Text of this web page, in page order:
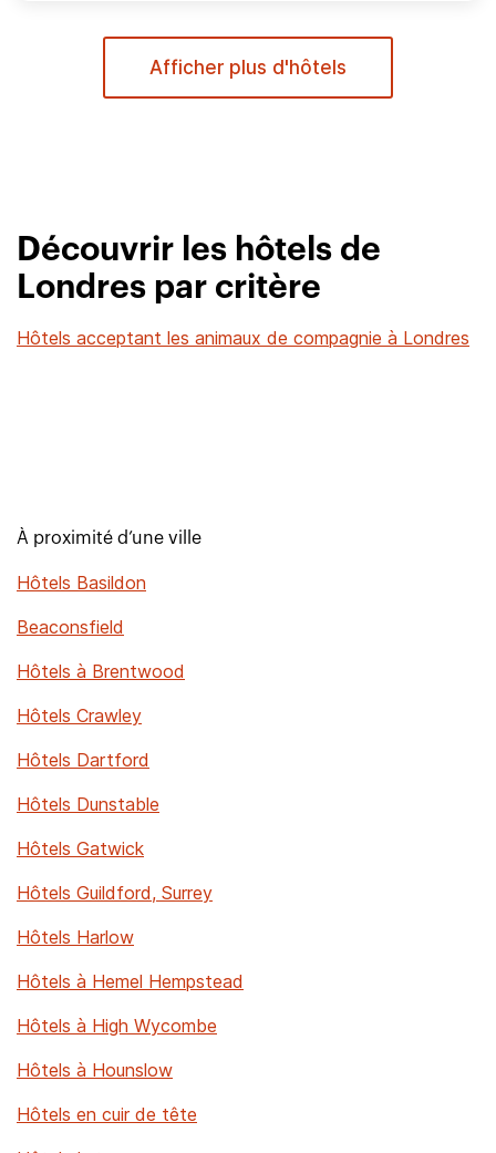
Afficher plus d'hôtels
Découvrir les hôtels de
Londres par critère
Hôtels acceptant les animaux de compagnie à Londres
À proximité d’une ville
Hôtels Basildon
Beaconsfield
Hôtels à Brentwood
Hôtels Crawley
Hôtels Dartford
Hôtels Dunstable
Hôtels Gatwick
Hôtels Guildford, Surrey
Hôtels Harlow
Hôtels à Hemel Hempstead
Hôtels à High Wycombe
Hôtels à Hounslow
Hôtels en cuir de tête